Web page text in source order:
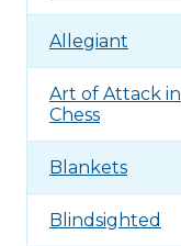
Allegiant
Art of Attack in
Chess
Blankets
Blindsighted